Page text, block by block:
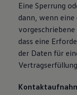
Eine Sperrung
dann, wenn
dass eine
der Daten für